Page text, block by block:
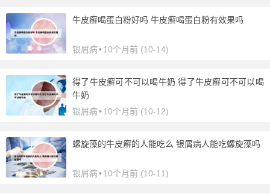
牛皮癣喝蛋白粉好吗 牛皮癣喝蛋白粉有效果吗
银屑病•10个月前 (10-14)
得了牛皮癣可不可以喝牛奶 得了牛皮癣可不可以喝
牛奶
银屑病•10个月前 (10-12)
螺旋藻的牛皮癣的人能吃么 银屑病人能吃螺旋藻吗
银屑病•10个月前 (10-11)